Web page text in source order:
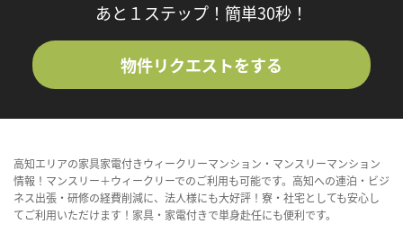
あと１ステップ！簡単30秒！
物件リクエストをする
高知エリアの家具家電付きウィークリーマンション・マンスリーマンション
情報！マンスリー＋ウィークリーでのご利用も可能です。高知への連泊・ビジ
ネス出張・研修の経費削減に、法人様にも大好評！寮・社宅としても安心し
てご利用いただけます！家具・家電付きで単身赴任にも便利です。